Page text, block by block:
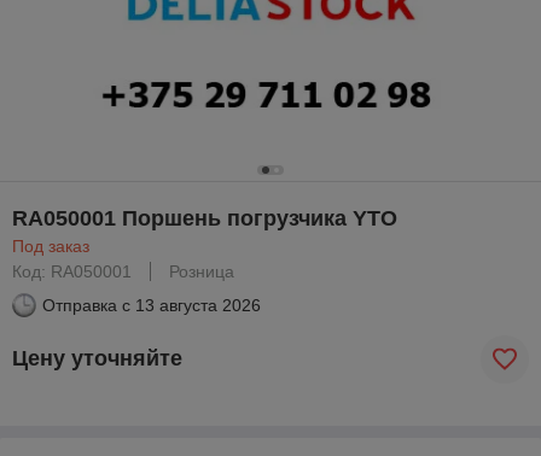
RA050001 Поршень погрузчика YTO
Под заказ
Код: RA050001
Розница
Отправка с 13 августа 2026
Цену уточняйте